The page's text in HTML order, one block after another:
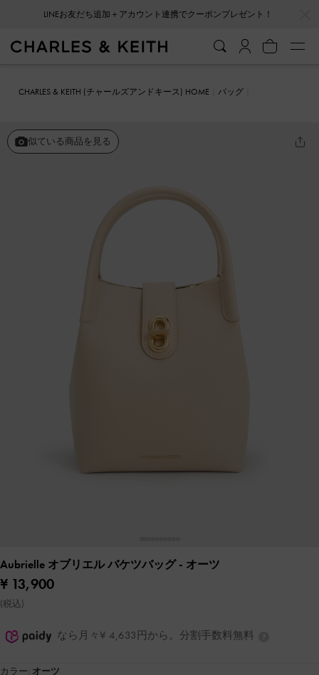
LINEお友だち追加＋アカウント連携でクーポンプレゼント！
CHARLES & KEITH (チャールズアンドキース) HOME
バッグ
似ている商品を見る
Aubrielle オブリエル バケツバッグ- オーツ
¥ 13,900
(税込)
なら月々¥ 4,633円から。分割手数料無料
カラー: オーツ